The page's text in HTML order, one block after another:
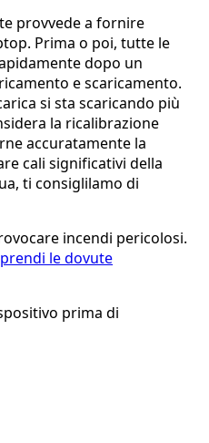
provvede a fornire
Prima o poi, tutte le
dopo un
e scaricamento.
si sta scaricando più
la ricalibrazione
accuratamente la
cali significativi della
ti consiglilamo di
incendi pericolosi.
prendi le dovute
prima di